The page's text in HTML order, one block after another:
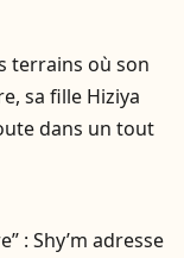
terrains où son
sa fille Hiziya
dans un tout
: Shy’m adresse